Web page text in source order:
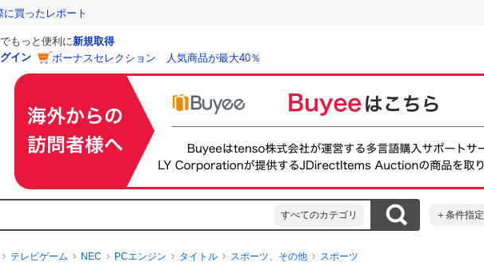
買ったレポート
でもっと便利に新規取得
イン
ボーナスセレクション 人気商品が最大40％
すべてのカテゴリ ＋条件指定
テレビゲーム NEC PCエンジン タイトル スポーツ、その他 スポーツ